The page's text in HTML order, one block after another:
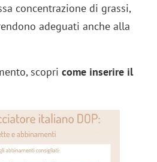
concentrazione di grassi,
adeguati anche alla
scopricome inserire il